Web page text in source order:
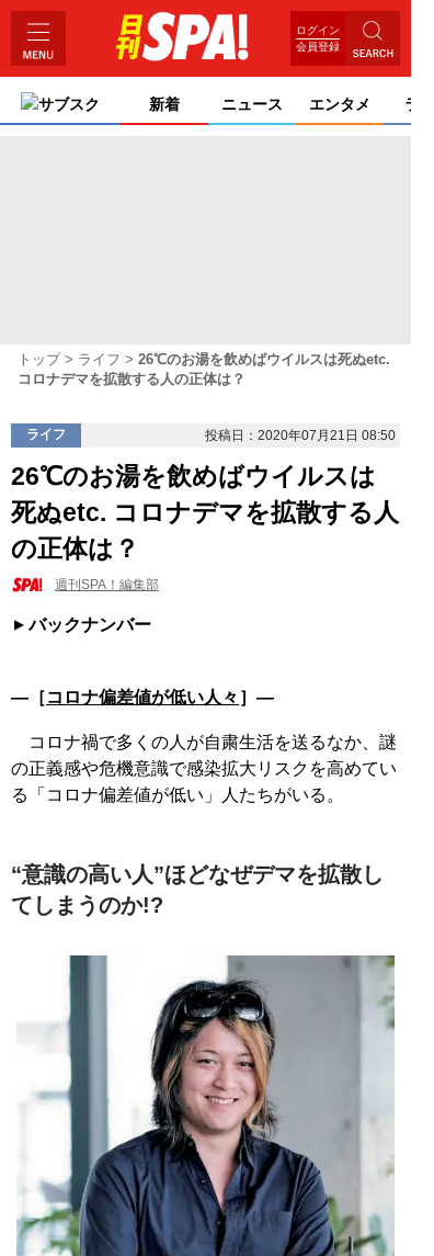
ログイン
会員登録
サブスク 新着 ニュース エンタメ ライ
トップ ライフ
26℃のお湯を飲めばウイルスは死ぬetc.
コロナデマを拡散する人の正体は？
ライフ 投稿日：2020年07月21日 08:50
26℃のお湯を飲めばウイルスは
死ぬetc. コロナデマを拡散する人
の正体は？
週刊SPA！編集部
バックナンバー
―［コロナ偏差値が低い人々 ］―
コロナ禍で多くの人が自粛生活を送るなか、謎
の正義感や危機意識で感染拡大リスクを高めてい
る「コロナ偏差値が低い」人たちがいる。
“意識の高い人”ほどなぜデマを拡散し
てしまうのか!?